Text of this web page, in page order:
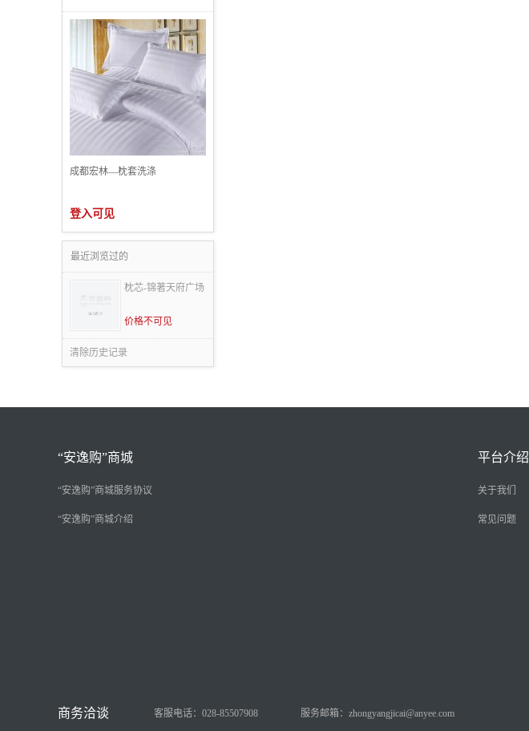
成都宏林—枕套洗涤
登入可见
最近浏览过的
枕芯-锦著天府广场
价格不可见
清除历史记录
“安逸购”商城
“安逸购”商城服务协议
“安逸购”商城介绍
平台介绍
关于我们
常见问题
客服电话：028-85507908 服务邮箱：zhongyangjicai@anyee.com